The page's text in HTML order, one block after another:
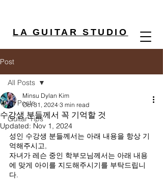
LA GUITAR STUDIO
Post
All Posts
Guitar Tips
All Posts
수강생 분들께서 꼭 기억할 것
Minsu Dylan Kim
Oct 31, 2024 3 min read
Updated: Nov 1, 2024
성인 수강생 분들께서는 아래 내용을 항상 기
억해주시고,
자녀가 레슨 중인 학부모님께서는 아래 내용
에 맞게 아이를 지도해주시기를 부탁드립니
다.